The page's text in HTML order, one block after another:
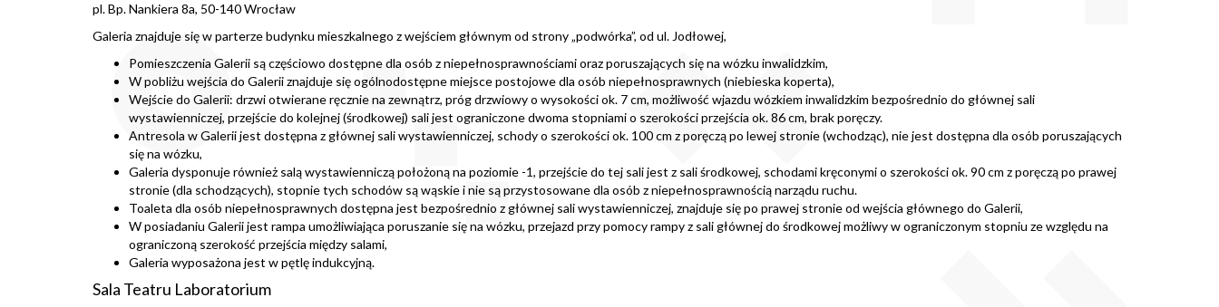
pl. Bp. Nankiera 8a, 50-140 Wrocław
Galeria znajduje się w parterze budynku mieszkalnego z wejściem głównym od strony „podwórka”, od ul. Jodłowej,
Pomieszczenia Galerii są częściowo dostępne dla osób z niepełnosprawnościami oraz poruszających się na wózku inwalidzkim,
W pobliżu wejścia do Galerii znajduje się ogólnodostępne miejsce postojowe dla osób niepełnosprawnych (niebieska koperta),
Wejście do Galerii: drzwi otwierane ręcznie na zewnątrz, próg drzwiowy o wysokości ok. 7 cm, możliwość wjazdu wózkiem inwalidzkim bezpośrednio do głównej sali
wystawienniczej, przejście do kolejnej (środkowej) sali jest ograniczone dwoma stopniami o szerokości przejścia ok. 86 cm, brak poręczy.
Antresola w Galerii jest dostępna z głównej sali wystawienniczej, schody o szerokości ok. 100 cm z poręczą po lewej stronie (wchodząc), nie jest dostępna dla osób poruszających
się na wózku,
Galeria dysponuje również salą wystawienniczą położoną na poziomie -1, przejście do tej sali jest z sali środkowej, schodami kręconymi o szerokości ok. 90 cm z poręczą po prawej
stronie (dla schodzących), stopnie tych schodów są wąskie i nie są przystosowane dla osób z niepełnosprawnością narządu ruchu.
Toaleta dla osób niepełnosprawnych dostępna jest bezpośrednio z głównej sali wystawienniczej, znajduje się po prawej stronie od wejścia głównego do Galerii,
W posiadaniu Galerii jest rampa umożliwiająca poruszanie się na wózku, przejazd przy pomocy rampy z sali głównej do środkowej możliwy w ograniczonym stopniu ze względu na
ograniczoną szerokość przejścia między salami,
Galeria wyposażona jest w pętlę indukcyjną.
Sala Teatru Laboratorium